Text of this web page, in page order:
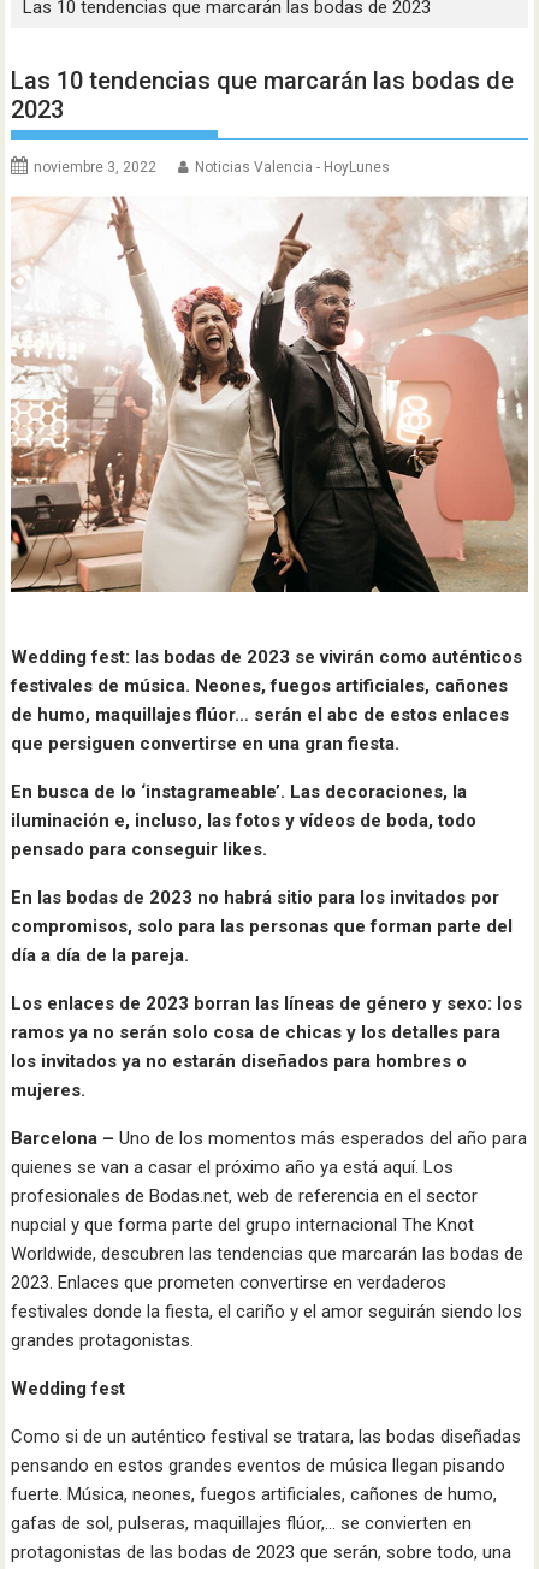
Las 10 tendencias que marcarán las bodas de 2023
Las 10 tendencias que marcarán las bodas de
2023
noviembre 3, 2022 Noticias Valencia - HoyLunes
Wedding fest: las bodas de 2023 se vivirán como auténticos
festivales de música. Neones, fuegos artificiales, cañones
de humo, maquillajes flúor… serán el abc de estos enlaces
que persiguen convertirse en una gran fiesta.
En busca de lo ‘instagrameable’. Las decoraciones, la
iluminación e, incluso, las fotos y vídeos de boda, todo
pensado para conseguir likes.
En las bodas de 2023 no habrá sitio para los invitados por
compromisos, solo para las personas que forman parte del
día a día de la pareja.
Los enlaces de 2023 borran las líneas de género y sexo: los
ramos ya no serán solo cosa de chicas y los detalles para
los invitados ya no estarán diseñados para hombres o
mujeres.
Barcelona –Uno de los momentos más esperados del año para
quienes se van a casar el próximo año ya está aquí. Los
profesionales de Bodas.net, web de referencia en el sector
nupcial y que forma parte del grupo internacional The Knot
Worldwide, descubren las tendencias que marcarán las bodas de
2023. Enlaces que prometen convertirse en verdaderos
festivales donde la fiesta, el cariño y el amor seguirán siendo los
grandes protagonistas.
Wedding fest
Como si de un auténtico festival se tratara, las bodas diseñadas
pensando en estos grandes eventos de música llegan pisando
fuerte. Música, neones, fuegos artificiales, cañones de humo,
gafas de sol, pulseras, maquillajes flúor,… se convierten en
protagonistas de las bodas de 2023 que serán, sobre todo, una